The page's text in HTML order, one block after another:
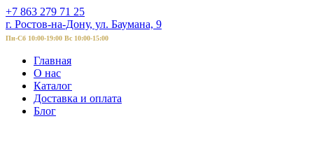
+7 863 279 71 25
г. Ростов-на-Дону, ул. Баумана, 9
Пн-Сб 10:00-19:00 Вс 10:00-15:00
Главная
О нас
Каталог
Доставка и оплата
Блог